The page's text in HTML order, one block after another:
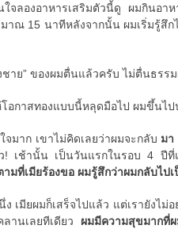
จลองอาหารเสริมตัวนี้ดู ผมกินอา
าณ 15 นาทีหลังจากนั้น ผมเริ่มรู้สึก
ชาย” ของผมตื่นแล้วครับ ไม่ตื่นธรร
อกาสทองแบบนี้หลุดมือไป ผมขึ้นไป
จมาก เขาไม่คิดเลยว่าผมจะกลับ มา
ว! เช้านั้น เป็นวันแรกในรอบ 4 ปี
มที่เมียร้องขอ ผมรู้สึกว่าผมกลับไป
เมียผมก็เสร็จไปแล้ว แต่เรายังไม่
านเลยทีเดียว ผมมีความสุขมากที่ผ